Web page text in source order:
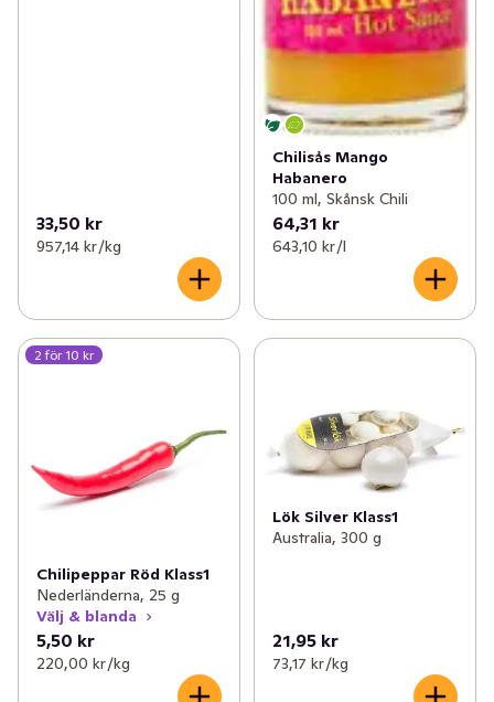
33,50 kr
957,14 kr /kg
Chilisås Mango
Habanero
100 ml, Skånsk Chili
64,31 kr
643,10 kr /l
2 för 10 kr
Chilipeppar Röd Klass1
Nederländerna, 25 g
Välj & blanda
5,50 kr
220,00 kr /kg
Lök Silver Klass1
Australia, 300 g
21,95 kr
73,17 kr /kg